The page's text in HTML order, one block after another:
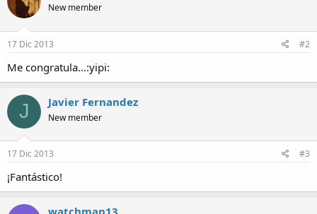
New member
17 Dic 2013 #2
Me congratula...:yipi:
J Javier Fernandez
New member
17 Dic 2013 #3
¡Fantástico!